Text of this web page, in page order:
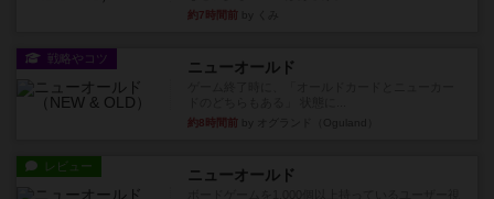
約7時間前
戦略やコツ ニューオールド
約8時間前
レビュー ニューオールド